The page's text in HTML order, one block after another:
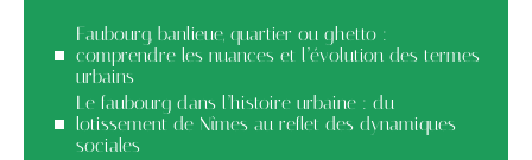
Faubourg, banlieue, quartier ou ghetto :
comprendre les nuances et l’évolution des termes
urbains
Le faubourg dans l’histoire urbaine : du
lotissement de Nîmes au reflet des dynamiques
sociales